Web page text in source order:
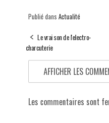
Publié dans Actualité
Le vrai son de l'electro-
charcuterie
AFFICHER LES
Les commentaires sont